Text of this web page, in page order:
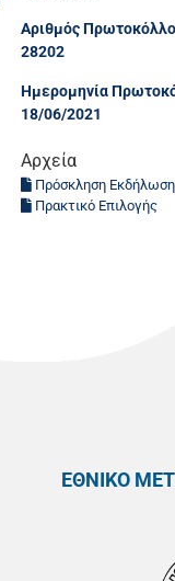
Αριθμός
28202
Ημερομηνία
18/06/2021
Αρχεία
Πρόσκληση
Πρακτικό Επιλογής
ΕΘΝΙΚΟ